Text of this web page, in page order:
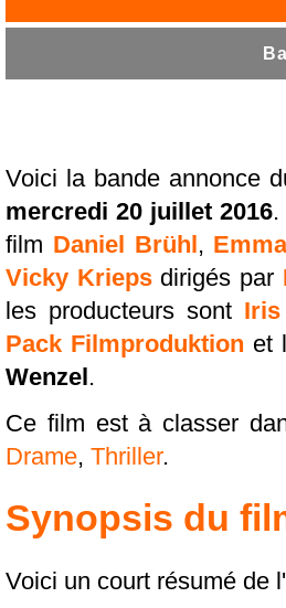
Voici la bande annonce
mercredi 20 juillet 2016
film Daniel Brühl ,
Vicky Kriepsdirigés par
les producteurs sont
Pack Filmproduktion et
Wenzel .
Ce film est à classer
Drame, Thriller.
Synopsis du
Voici un court résumé de